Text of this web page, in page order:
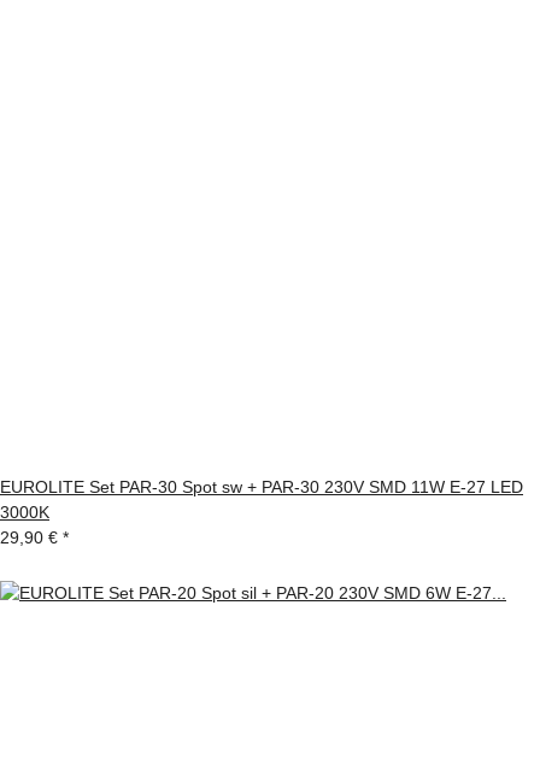
EUROLITE Set PAR-30 Spot sw + PAR-30 230V SMD 11W E-27 LED
3000K
29,90 € *